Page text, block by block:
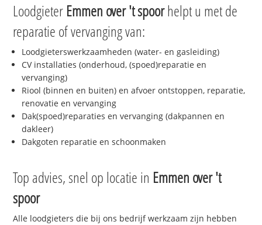
Loodgieter Emmen over 't spoorhelpt u met de
reparatie of vervanging van:
Loodgieterswerkzaamheden (water- en gasleiding)
CV installaties (onderhoud, (spoed)reparatie en
vervanging)
Riool (binnen en buiten) en afvoer ontstoppen, reparatie,
renovatie en vervanging
Dak(spoed)reparaties en vervanging (dakpannen en
dakleer)
Dakgoten reparatie en schoonmaken
Top advies, snel op locatie in Emmen over 't
spoor
Alle loodgieters die bij ons bedrijf werkzaam zijn hebben